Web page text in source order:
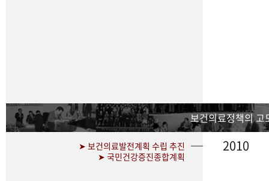
보건의료정책의 고
➤ 보건의료발전계획 수립 추진
➤ 국민건강증진종합계획
2010